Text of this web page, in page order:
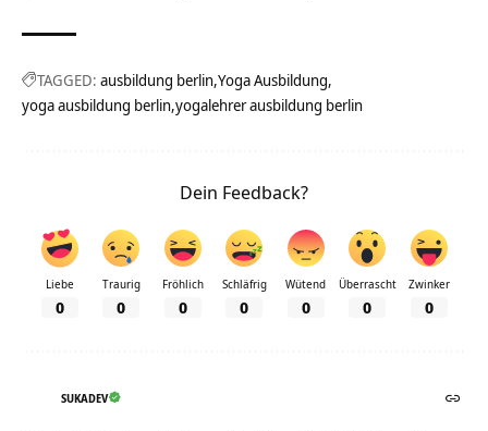
TAGGED: ausbildung berlin Yoga Ausbildung
yoga ausbildung berlin yogalehrer ausbildung berlin
Dein Feedback?
Liebe
0
Traurig
0
Fröhlich
0
Schläfrig
0
Wütend
0
Überrascht
0
Zwinker
0
SUKADEV